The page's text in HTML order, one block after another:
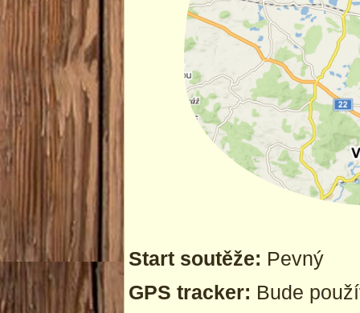
Start soutěže: Pevný
GPS tracker: Bude